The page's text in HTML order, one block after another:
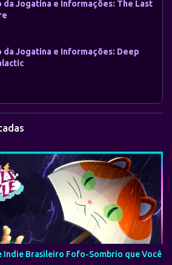
da Jogatina e Informações: The Last
da Jogatina e Informações: Deep
Indie Brasileiro Fofo-Sombrio que Você